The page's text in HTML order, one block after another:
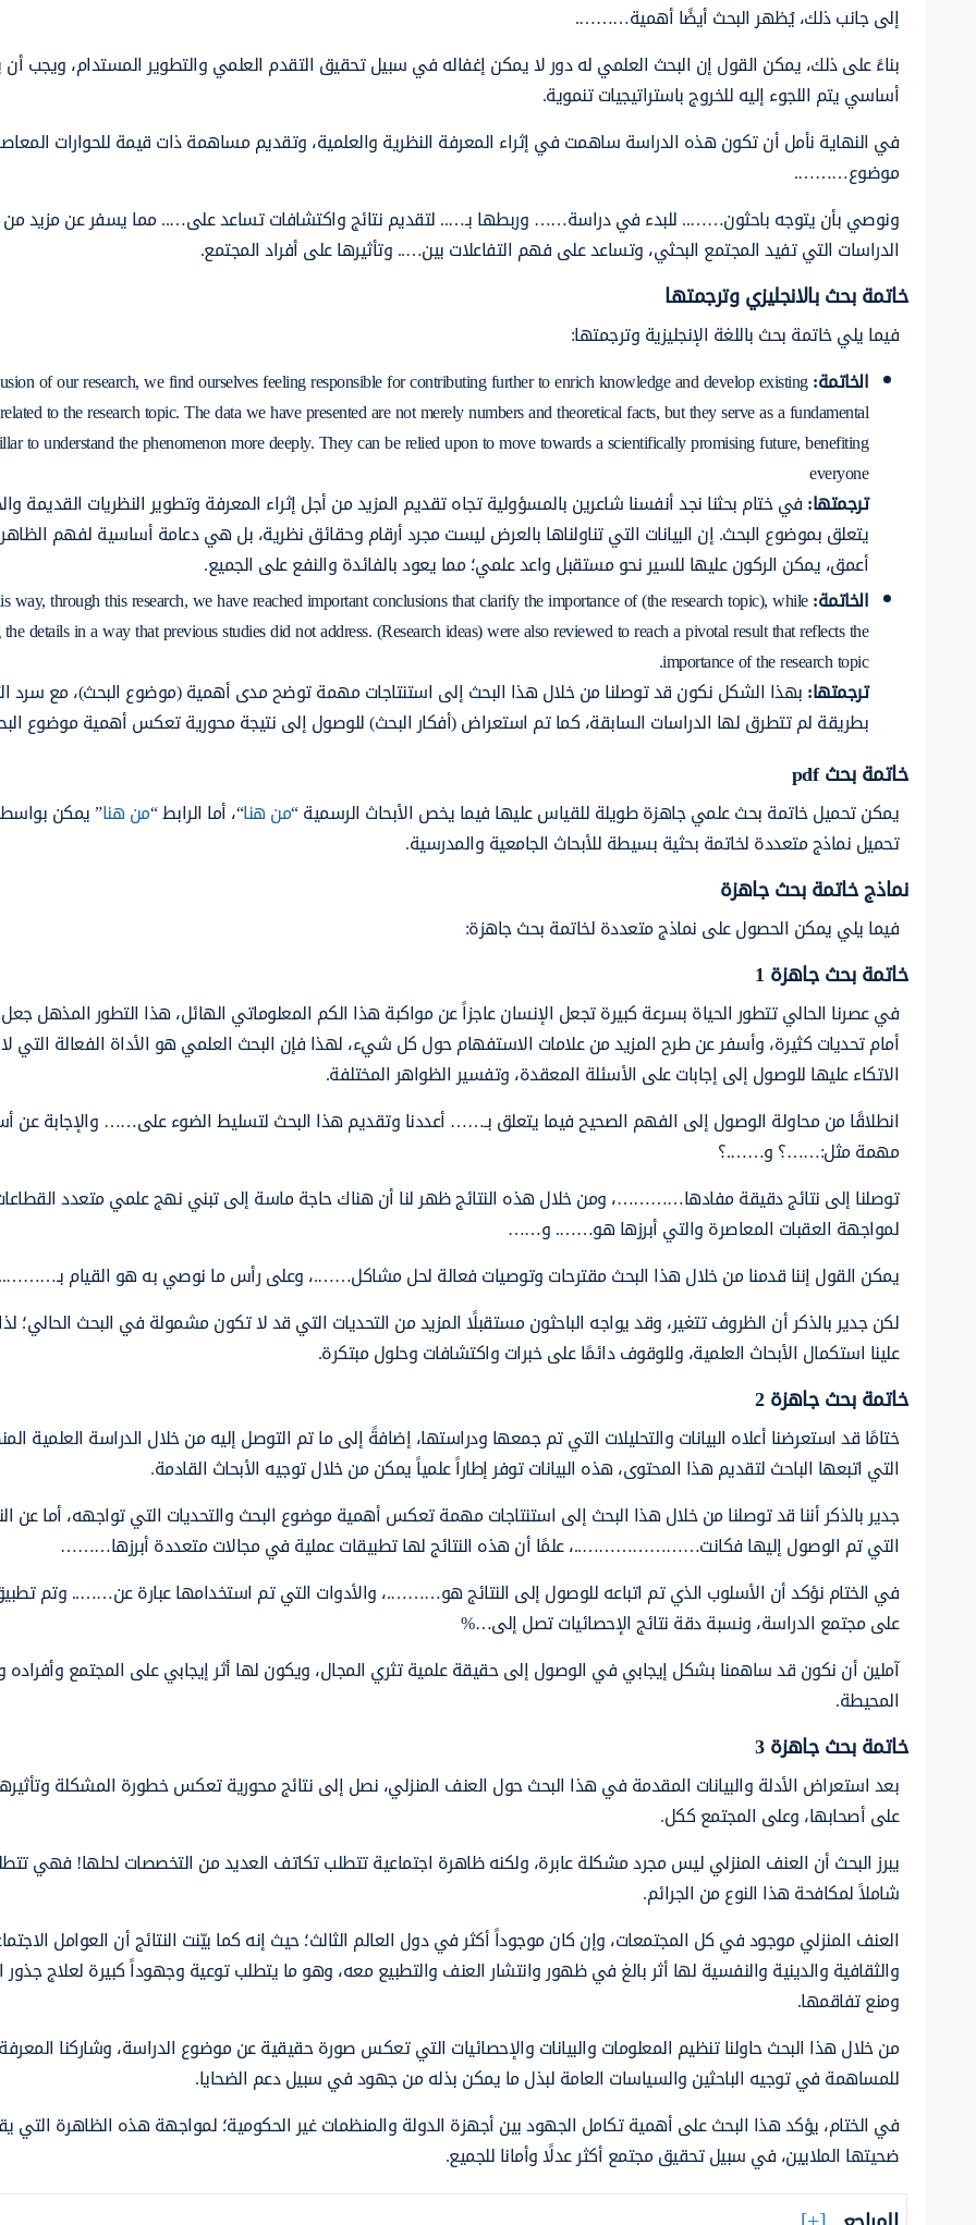
إلى جانب ذلك، يُظهر البحث أيضًا أهمية……….
بناءً على ذلك، يمكن القول إن البحث العلمي له دور لا يمكن إغفاله في سبيل تحقيق التقدم العلمي والتطوير المستدام، ويجب
أساسي يتم اللجوء إليه للخروج باستراتيجيات تنموية.
في النهاية نأمل أن تكون هذه الدراسة ساهمت في إثراء المعرفة النظرية والعلمية، وتقديم مساهمة ذات قيمة للحوارات
موضوع……….
ونوصي بأن يتوجه باحثون…….. للبدء في دراسة…… وربطها بـ….. لتقديم نتائج واكتشافات تساعد على….. مما يسفر عن مزيد من
الدراسات التي تفيد المجتمع البحثي، وتساعد على فهم التفاعلات بين….. وتأثيرها على أفراد المجتمع.
خاتمة بحث بالانجليزي وترجمتها
فيما يلي خاتمة بحث باللغة الإنجليزية وترجمتها:
الخاتمة:of our research, we find ourselves feeling responsible for contributing further to enrich knowledge and develop existing
to the research topic. The data we have presented are not merely numbers and theoretical facts, but they serve as a fundamental
to understand the phenomenon more deeply. They can be relied upon to move towards a scientifically promising future, benefiting
everyone
ترجمتها:في ختام بحثنا نجد أنفسنا شاعرين بالمسؤولية تجاه تقديم المزيد من أجل إثراء المعرفة وتطوير النظريات القديمة
يتعلق بموضوع البحث. إن البيانات التي تناولناها بالعرض ليست مجرد أرقام وحقائق نظرية، بل هي دعامة أساسية لفهم
أعمق، يمكن الركون عليها للسير نحو مستقبل واعد علمي؛ مما يعود بالفائدة والنفع على الجميع.
الخاتمة:way, through this research, we have reached important conclusions that clarify the importance of (the research topic), while
details in a way that previous studies did not address. (Research ideas) were also reviewed to reach a pivotal result that reflects the
importance of the research topic.
ترجمتها:بهذا الشكل نكون قد توصلنا من خلال هذا البحث إلى استنتاجات مهمة توضح مدى أهمية (موضوع البحث)، مع سرد
بطريقة لم تتطرق لها الدراسات السابقة، كما تم استعراض (أفكار البحث) للوصول إلى نتيجة محورية تعكس أهمية موضوع
خاتمة بحثpdf
يمكن تحميل خاتمة بحث علمي جاهزة طويلة للقياس عليها فيما يخص الأبحاث الرسمية “من هنا“، أما الرابط “من هنا” يمكن
تحميل نماذج متعددة لخاتمة بحثية بسيطة للأبحاث الجامعية والمدرسية.
نماذج خاتمة بحث جاهزة
فيما يلي يمكن الحصول على نماذج متعددة لخاتمة بحث جاهزة:
خاتمة بحث جاهزة 1
في عصرنا الحالي تتطور الحياة بسرعة كبيرة تجعل الإنسان عاجزاً عن مواكبة هذا الكم المعلوماتي الهائل، هذا التطور المذهل
أمام تحديات كثيرة، وأسفر عن طرح المزيد من علامات الاستفهام حول كل شيء، لهذا فإن البحث العلمي هو الأداة الفعالة التي
الاتكاء عليها للوصول إلى إجابات على الأسئلة المعقدة، وتفسير الظواهر المختلفة.
انطلاقًا من محاولة الوصول إلى الفهم الصحيح فيما يتعلق بـ…… أعددنا وتقديم هذا البحث لتسليط الضوء على…… والإجابة عن
مهمة مثل:……؟ و…….؟
توصلنا إلى نتائج دقيقة مفادها…………، ومن خلال هذه النتائج ظهر لنا أن هناك حاجة ماسة إلى تبني نهج علمي متعدد
لمواجهة العقبات المعاصرة والتي أبرزها هو……. و……
يمكن القول إننا قدمنا من خلال هذا البحث مقترحات وتوصيات فعالة لحل مشاكل…….، وعلى رأس ما نوصي به هو القيام بـ………..
لكن جدير بالذكر أن الظروف تتغير، وقد يواجه الباحثون مستقبلًا المزيد من التحديات التي قد لا تكون مشمولة في البحث الحالي؛
علينا استكمال الأبحاث العلمية، وللوقوف دائمًا على خبرات واكتشافات وحلول مبتكرة.
خاتمة بحث جاهزة 2
ختامًا قد استعرضنا أعلاه البيانات والتحليلات التي تم جمعها ودراستها، إضافةً إلى ما تم التوصل إليه من خلال الدراسة العلمية
التي اتبعها الباحث لتقديم هذا المحتوى، هذه البيانات توفر إطاراً علمياً يمكن من خلال توجيه الأبحاث القادمة.
جدير بالذكر أننا قد توصلنا من خلال هذا البحث إلى استنتاجات مهمة تعكس أهمية موضوع البحث والتحديات التي تواجهه، أما عن
التي تم الوصول إليها فكانت…………………..، علمًا أن هذه النتائج لها تطبيقات عملية في مجالات متعددة أبرزها………
في الختام نؤكد أن الأسلوب الذي تم اتباعه للوصول إلى النتائج هو……….، والأدوات التي تم استخدامها عبارة عن…….. وتم
على مجتمع الدراسة، ونسبة دقة نتائج الإحصائيات تصل إلى…%
آملين أن نكون قد ساهمنا بشكل إيجابي في الوصول إلى حقيقة علمية تثري المجال، ويكون لها أثر إيجابي على المجتمع وأفراده
المحيطة.
خاتمة بحث جاهزة 3
بعد استعراض الأدلة والبيانات المقدمة في هذا البحث حول العنف المنزلي، نصل إلى نتائج محورية تعكس خطورة المشكلة
على أصحابها، وعلى المجتمع ككل.
يبرز البحث أن العنف المنزلي ليس مجرد مشكلة عابرة، ولكنه ظاهرة اجتماعية تتطلب تكاتف العديد من التخصصات لحلها! فهي
شاملاً لمكافحة هذا النوع من الجرائم.
العنف المنزلي موجود في كل المجتمعات، وإن كان موجوداً أكثر في دول العالم الثالث؛ حيث إنه كما بيّنت النتائج أن العوامل
والثقافية والدينية والنفسية لها أثر بالغ في ظهور وانتشار العنف والتطبيع معه، وهو ما يتطلب توعية وجهوداً كبيرة لعلاج
ومنع تفاقمها.
من خلال هذا البحث حاولنا تنظيم المعلومات والبيانات والإحصائيات التي تعكس صورة حقيقية عن موضوع الدراسة، وشاركنا
للمساهمة في توجيه الباحثين والسياسات العامة لبذل ما يمكن بذله من جهود في سبيل دعم الضحايا.
في الختام، يؤكد هذا البحث على أهمية تكامل الجهود بين أجهزة الدولة والمنظمات غير الحكومية؛ لمواجهة هذه الظاهرة التي
ضحيتها الملايين، في سبيل تحقيق مجتمع أكثر عدلًا وأمانا للجميع.